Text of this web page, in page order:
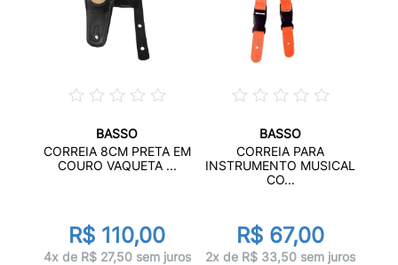
BASSO
CORREIA 8CM PRETA EM
COURO VAQUETA ...
R$ 110,00
4x de R$ 27,50 sem juros
BASSO
CORREIA PARA
INSTRUMENTO MUSICAL
CO...
R$ 67,00
2x de R$ 33,50 sem juros